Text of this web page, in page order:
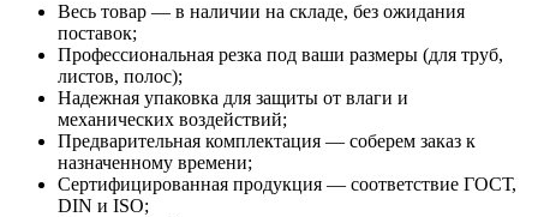
Весь товар — в наличии на складе, без ожидания
поставок;
Профессиональная резка под ваши размеры (для труб,
листов, полос);
Надежная упаковка для защиты от влаги и
механических воздействий;
Предварительная комплектация — соберем заказ к
назначенному времени;
Сертифицированная продукция — соответствие ГОСТ,
DIN и ISO;